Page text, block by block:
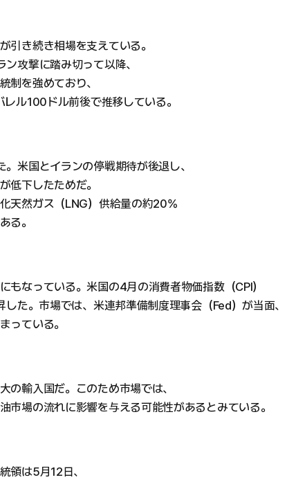
引き続き相場を支えている。
攻撃に踏み切って以降、
制を強めており、
ル100ドル前後で推移している。
米国とイランの停戦期待が後退し、
低下したためだ。
天然ガス（LNG）供給量の約20%
る。
もなっている。米国の4月の消費者物価指数（CPI）
た。市場では、米連邦準備制度理事会（Fed）が当面、
っている。
の輸入国だ。このため市場では、
市場の流れに影響を与える可能性があるとみている。
領は5月12日、